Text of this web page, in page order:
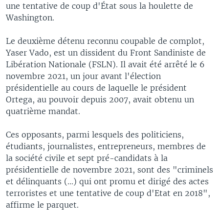
une tentative de coup d'État sous la houlette de
Washington.
Le deuxième détenu reconnu coupable de complot,
Yaser Vado, est un dissident du Front Sandiniste de
Libération Nationale (FSLN). Il avait été arrêté le 6
novembre 2021, un jour avant l'élection
présidentielle au cours de laquelle le président
Ortega, au pouvoir depuis 2007, avait obtenu un
quatrième mandat.
Ces opposants, parmi lesquels des politiciens,
étudiants, journalistes, entrepreneurs, membres de
la société civile et sept pré-candidats à la
présidentielle de novembre 2021, sont des "criminels
et délinquants (...) qui ont promu et dirigé des actes
terroristes et une tentative de coup d'Etat en 2018",
affirme le parquet.